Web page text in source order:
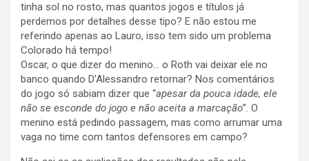
tinha sol no rosto, mas quantos jogos e títulos já
perdemos por detalhes desse tipo? E não estou me
referindo apenas ao Lauro, isso tem sido um problema
Colorado há tempo!
Oscar, o que dizer do menino… o Roth vai deixar ele no
banco quando D’Alessandro retornar? Nos comentários
do jogo só sabiam dizer que “apesar da pouca idade, ele
não se esconde do jogo e não aceita a marcação”. O
menino está pedindo passagem, mas como arrumar uma
vaga no time com tantos defensores em campo?